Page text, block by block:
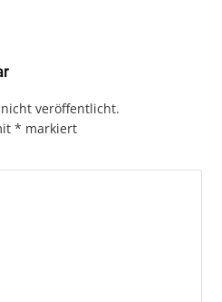
veröffentlicht.
* markiert